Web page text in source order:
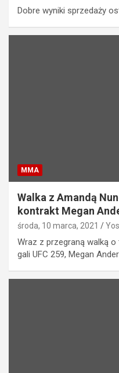
Dobre wyniki sprzedaży
MMA
Walka z Amandą
kontrakt Megan
środa, 10 marca, 2021
Wraz z przegraną walką
gali UFC 259, Megan